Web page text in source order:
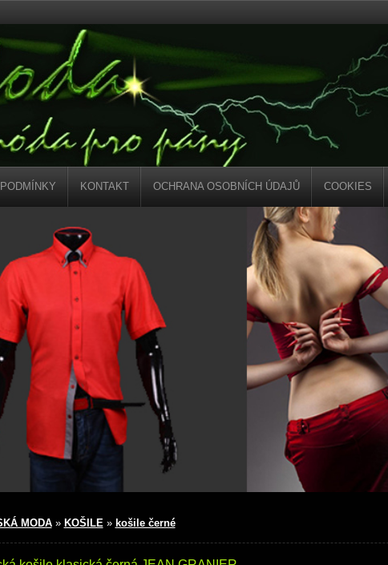
KONTAKT OCHRANA OSOBNÍCH ÚDAJŮ COOKIES
MODA» KOŠILE» košile černé